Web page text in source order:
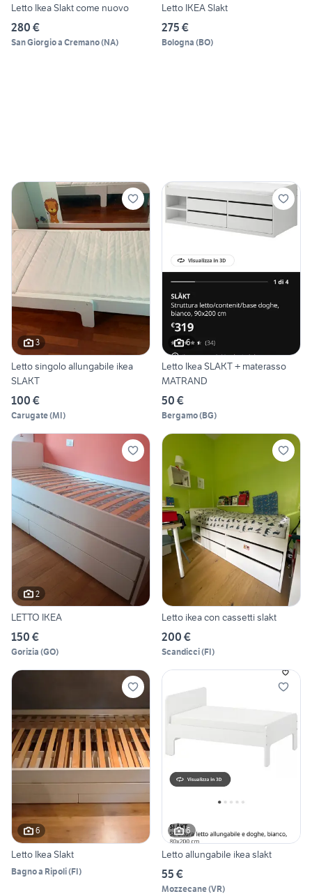
Letto Ikea Slakt come nuovo
280 €
San Giorgio a Cremano(NA)
Letto IKEA Slakt
275 €
Bologna (BO)
3
Letto singolo allungabile ikea
SLAKT
100 €
Carugate(MI)
6
Letto Ikea SLAKT + materasso
MATRAND
50 €
Bergamo(BG)
2
LETTO IKEA
150 €
Gorizia (GO)
Letto ikea con cassetti slakt
200 €
Scandicci(FI)
6
Letto Ikea Slakt
Bagno a Ripoli(FI)
6
Letto allungabile ikea slakt
55 €
Mozzecane(VR)